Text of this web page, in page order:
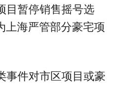
目暂停销售摇号选
上海严管部分豪宅项
事件对市区项目或豪